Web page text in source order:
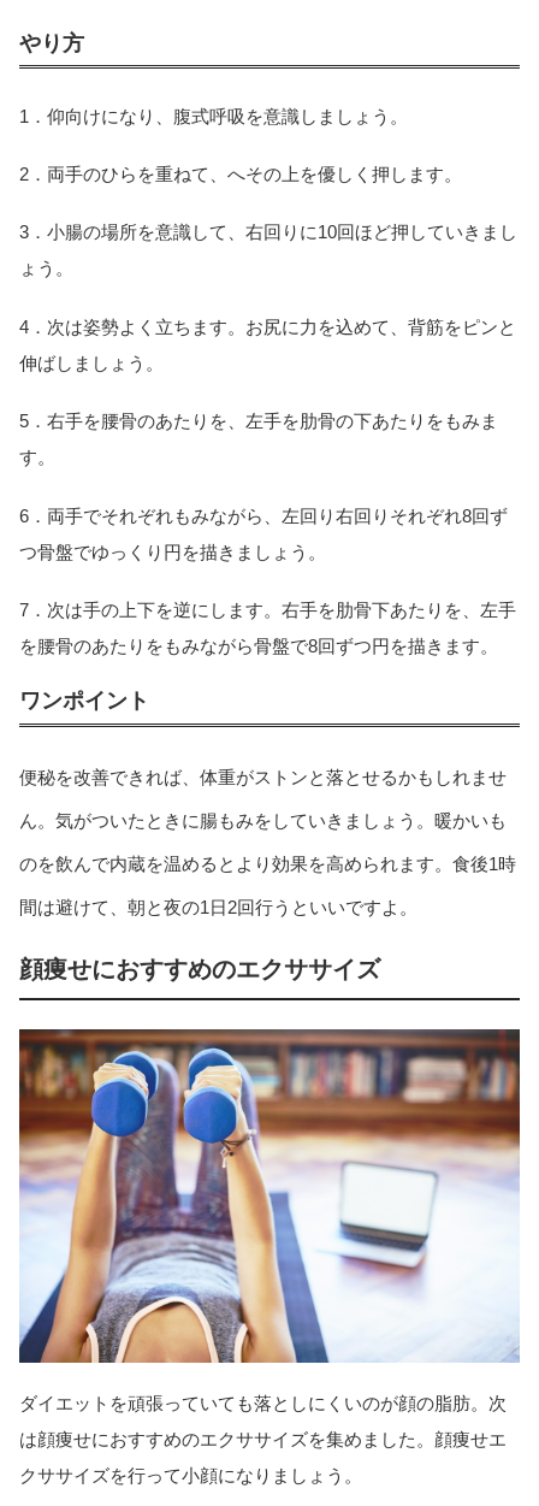
やり方
1．仰向けになり、腹式呼吸を意識しましょう。
2．両手のひらを重ねて、へその上を優しく押します。
3．小腸の場所を意識して、右回りに10回ほど押していきまし
ょう。
4．次は姿勢よく立ちます。お尻に力を込めて、背筋をピンと
伸ばしましょう。
5．右手を腰骨のあたりを、左手を肋骨の下あたりをもみま
す。
6．両手でそれぞれもみながら、左回り右回りそれぞれ8回ず
つ骨盤でゆっくり円を描きましょう。
7．次は手の上下を逆にします。右手を肋骨下あたりを、左手
を腰骨のあたりをもみながら骨盤で8回ずつ円を描きます。
ワンポイント
便秘を改善できれば、体重がストンと落とせるかもしれませ
ん。気がついたときに腸もみをしていきましょう。暖かいも
のを飲んで内蔵を温めるとより効果を高められます。食後1時
間は避けて、朝と夜の1日2回行うといいですよ。
顔痩せにおすすめのエクササイズ
ダイエットを頑張っていても落としにくいのが顔の脂肪。次
は顔痩せにおすすめのエクササイズを集めました。顔痩せエ
クササイズを行って小顔になりましょう。